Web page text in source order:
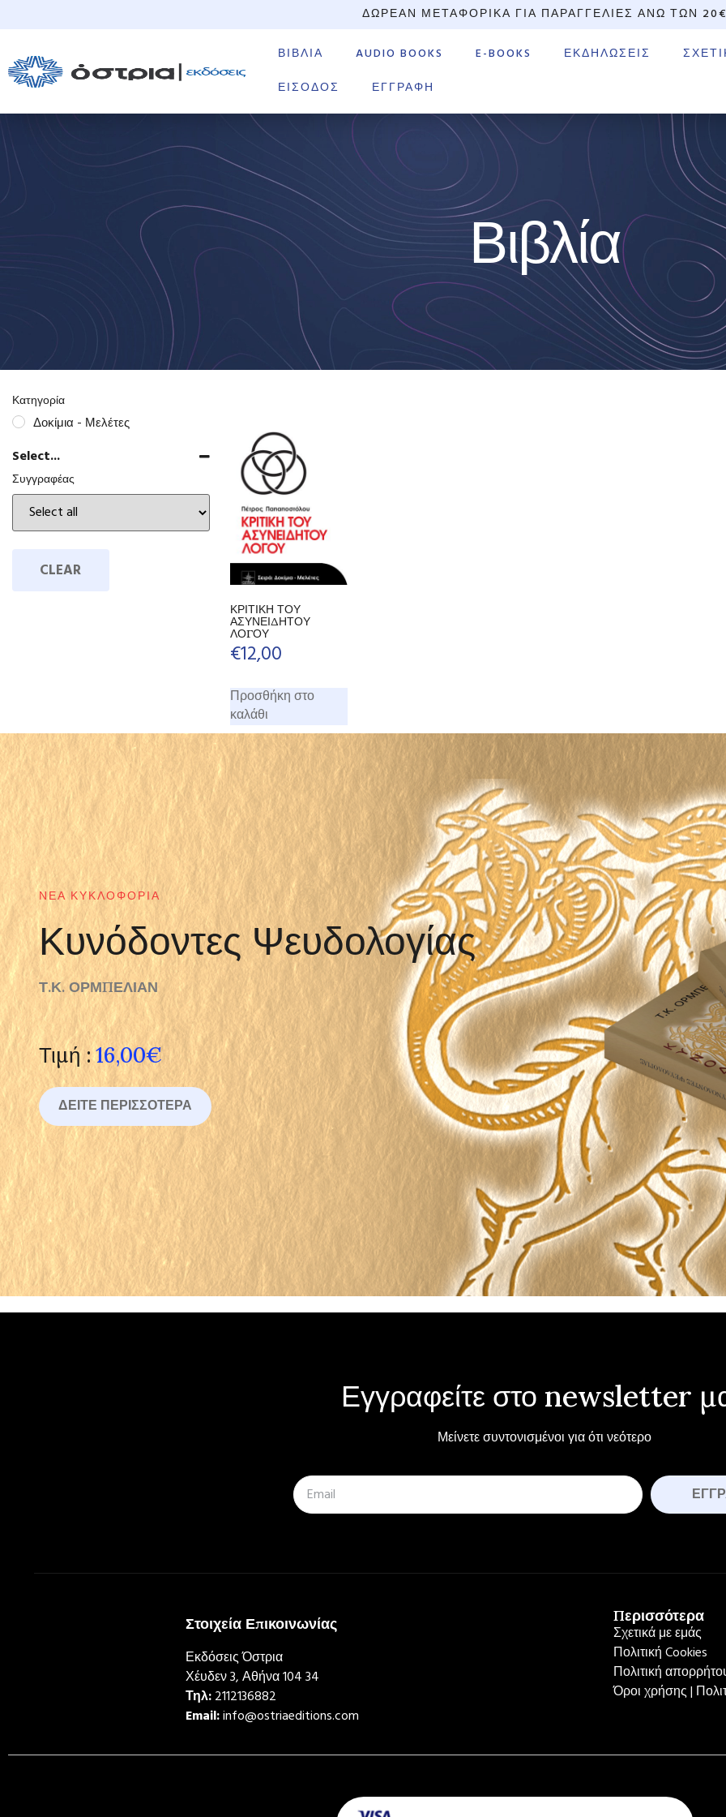
ΔΩΡΕΆΝ ΜΕΤΑΦΟΡΙΚΆ ΓΙΑ ΠΑΡΑΓΓΕΛΊΕΣ ΆΝΩ ΤΩΝ
ΒΙΒΛΊΑ AUDIO BOOKS E-BOOKS ΕΚΔΗΛΏΣΕΙΣ
ΕΊΣΟΔΟΣ
ΕΓΓΡΑΦΉ
Βιβλία
Κατηγορία
Δοκίμια - Μελέτες
Select...
Συγγραφέας
CLEAR
ΚΡΙΤΙΚΗ ΤΟΥ
ΑΣΥΝΕΙΔΗΤΟΥ
ΛΟΓΟΥ
€12,00
Προσθήκη στο
καλάθι
ΝΈΑ ΚΥΚΛΟΦΟΡΊΑ
Κυνόδοντες Ψευδολογίας
Τ.Κ. ΟΡΜΠΕΛΙΑΝ
Τιμή : 16,00€
ΔΕΊΤΕ ΠΕΡΙΣΣΌΤΕΡΑ
Εγγραφείτε στο newsletter
Μείνετε συντονισμένοι για ότι νεότερο
Στοιχεία Επικοινωνίας
Εκδόσεις Όστρια
Χέυδεν 3, Αθήνα 104 34
Τηλ:2112136882
Email:info@ostriaeditions.com
Περισσότερα
Σχετικά με εμάς
Πολιτική Cookies
Πολιτική
Όροι χρήσης |